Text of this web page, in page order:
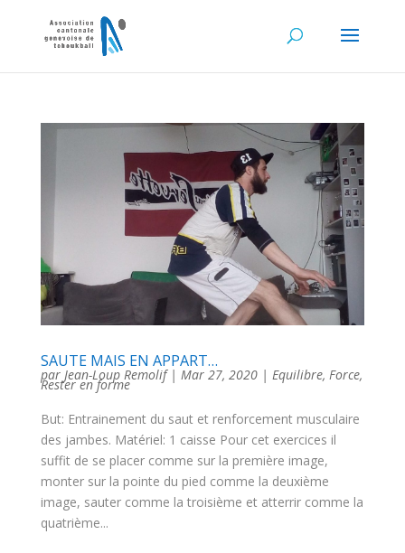
SAUTE MAIS EN APPART…
par Jean-Loup Remolif| Mar 27, 2020| Equilibre, Force,
Rester en forme
But: Entrainement du saut et renforcement musculaire
des jambes. Matériel: 1 caisse Pour cet exercices il
suffit de se placer comme sur la première image,
monter sur la pointe du pied comme la deuxième
image, sauter comme la troisième et atterrir comme la
quatrième...